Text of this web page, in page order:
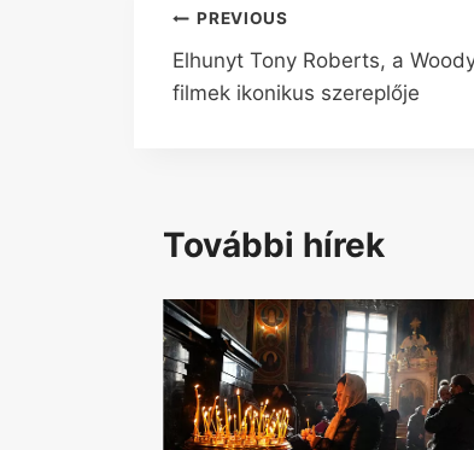
Bejegyzés
navigáció
PREVIOUS
Elhunyt Tony Roberts, a
filmek ikonikus szereplője
További hírek